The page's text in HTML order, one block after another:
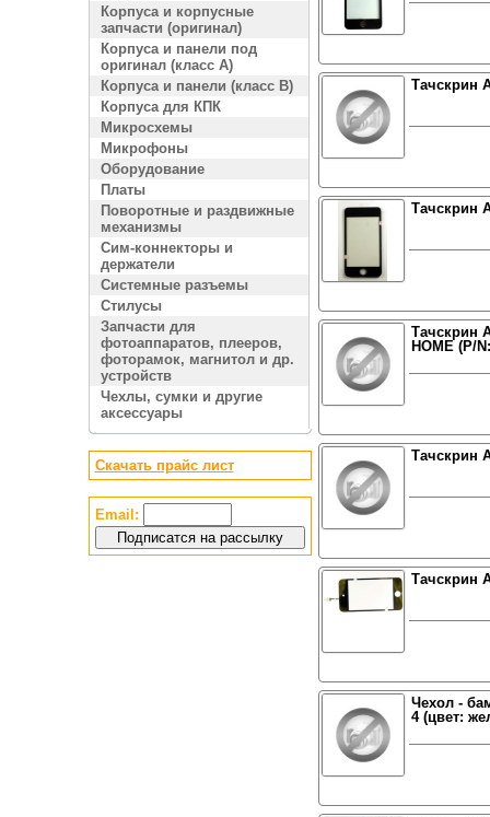
Корпуса и корпусные
запчасти (оригинал)
Корпуса и панели под
оригинал (класс A)
Корпуса и панели (класс B)
Корпуса для КПК
Микросхемы
Микрофоны
Оборудование
Платы
Поворотные и раздвижные
механизмы
Сим-коннекторы и
держатели
Системные разъемы
Стилусы
Запчасти для
фотоаппаратов, плееров,
фоторамок, магнитол и др.
устройств
Чехлы, сумки и другие
аксессуары
Скачать прайс лист
Email:
Тачскрин
Тачскрин
Тачскрин
HOME (P/
Тачскрин
Тачскрин
Чехол -
4 (цвет: